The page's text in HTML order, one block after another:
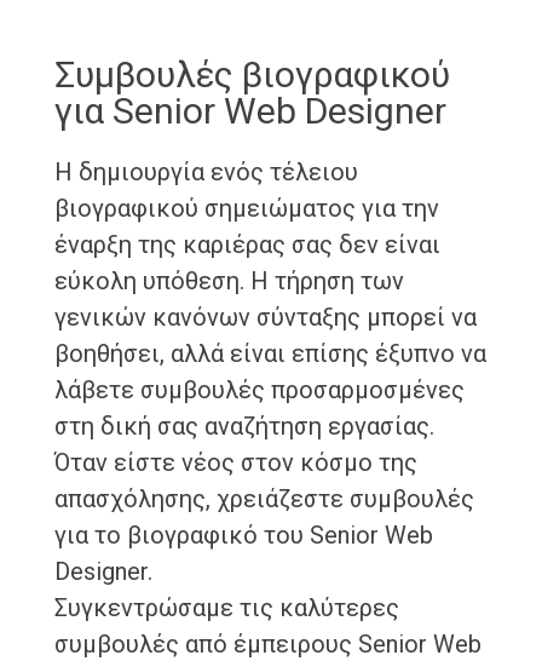
Συμβουλές βιογραφικού
για Senior Web Designer
Η δημιουργία ενός τέλειου
βιογραφικού σημειώματος για την
έναρξη της καριέρας σας δεν είναι
εύκολη υπόθεση. Η τήρηση των
γενικών κανόνων σύνταξης μπορεί να
βοηθήσει, αλλά είναι επίσης έξυπνο να
λάβετε συμβουλές προσαρμοσμένες
στη δική σας αναζήτηση εργασίας.
Όταν είστε νέος στον κόσμο της
απασχόλησης, χρειάζεστε συμβουλές
για το βιογραφικό του Senior Web
Designer.
Συγκεντρώσαμε τις καλύτερες
συμβουλές από έμπειρους Senior Web